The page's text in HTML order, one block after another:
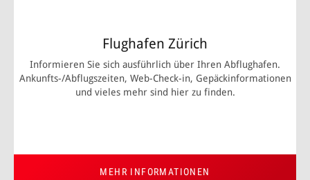
Flughafen Zürich
Informieren Sie sich ausführlich über Ihren Abflughafen.
Ankunfts-/Abflugszeiten, Web-Check-in, Gepäckinformationen
und vieles mehr sind hier zu finden.
MEHR INFORMATIONEN